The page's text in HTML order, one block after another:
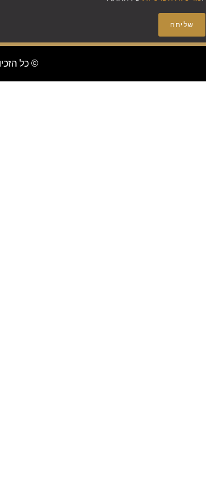
שליחה
© כל